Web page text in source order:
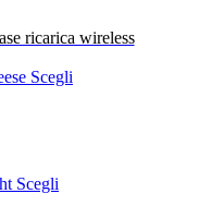
ricarica wireless
Scegli
Scegli